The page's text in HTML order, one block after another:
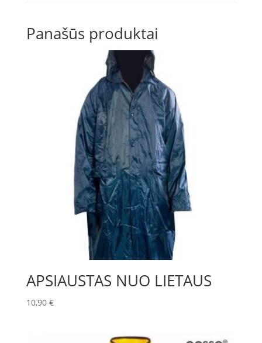
Panašūs produktai
APSIAUSTAS NUO LIETAUS
10,90 €